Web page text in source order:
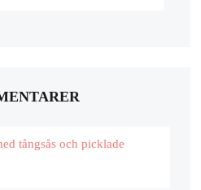
tångsås och picklade